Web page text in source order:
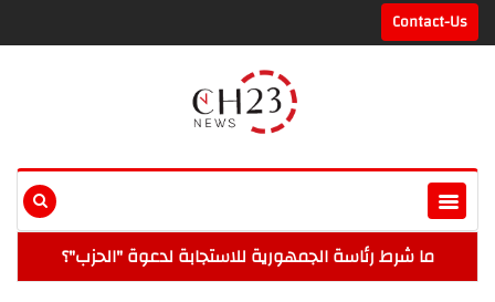
Contact-Us
ما شرط رئاسة الجمهورية للاستجابة لدعوة "الحزب"؟